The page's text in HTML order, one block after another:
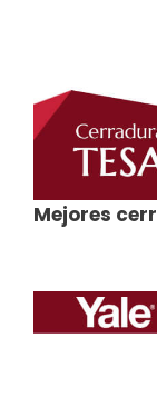
Mejores